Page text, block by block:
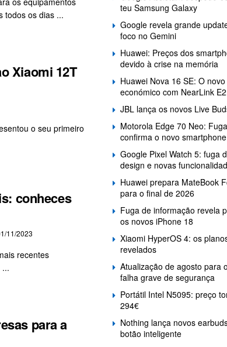
todos os dias ...
Xiaomi 12T
o seu primeiro
conheces
11/2023
recentes
para a
teu Samsung Galaxy
Google revela grande
foco no Gemini
Huawei: Preços dos
devido à crise na memória
Huawei Nova 16 SE: O
económico com NearLink
JBL lança os novos Live
Motorola Edge 70 Neo:
confirma o novo smartphone
Google Pixel Watch 5: fuga
design e novas
Huawei prepara MateBook
para o final de 2026
Fuga de informação revela
os novos iPhone 18
Xiaomi HyperOS 4: os
revelados
Atualização de agosto para
falha grave de segurança
Portátil Intel N5095: preço
294€
Nothing lança novos
botão inteligente